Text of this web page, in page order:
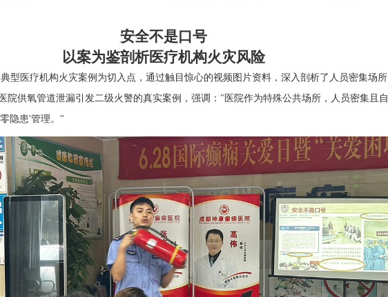
安全不是口号
以案为鉴剖析医疗机构火灾风险
型医疗机构火灾案例为切入点，通过触目惊心的视频图片资料，深入剖析了人员密集场所
院供氧管道泄漏引发二级火警的真实案例，强调： "医院作为特殊公共场所，人员密集且自
隐患'管理。"